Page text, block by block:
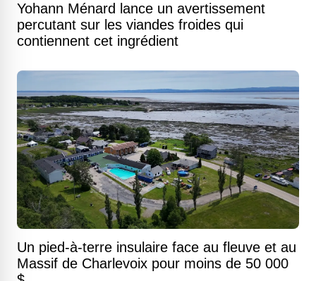
Yohann Ménard lance un avertissement
percutant sur les viandes froides qui
contiennent cet ingrédient
Un pied-à-terre insulaire face au fleuve et au
Massif de Charlevoix pour moins de 50 000